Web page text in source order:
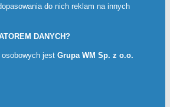
do nich reklam na innych
DANYCH?
jest Grupa WM Sp. z o.o.